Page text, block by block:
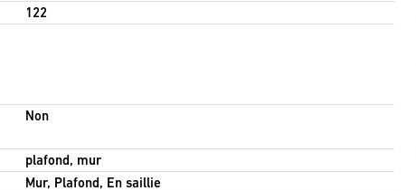
122
Non
plafond, mur
Mur, Plafond, En saillie